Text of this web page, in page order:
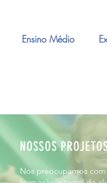
Ensino Médio
NOSSOS
Nos preocupamos com